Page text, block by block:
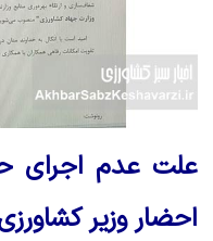
علت عدم اجرای
احضار وزیر